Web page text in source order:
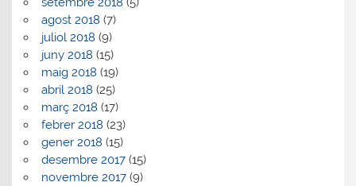
agost 2018 (7)
juliol 2018 (9)
juny 2018 (15)
maig 2018 (19)
abril 2018 (25)
març 2018 (17)
febrer 2018 (23)
gener 2018 (15)
desembre 2017(15)
novembre 2017(9)